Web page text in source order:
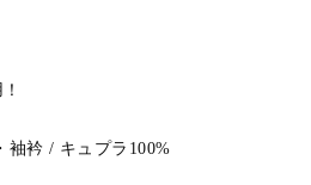
衿 / キュプラ100%